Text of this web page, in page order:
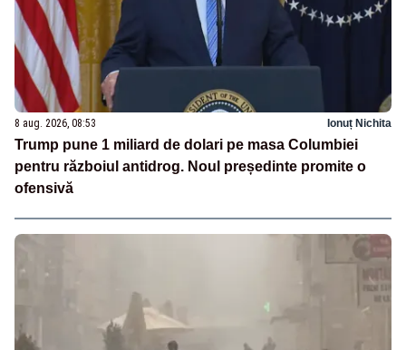
8 aug. 2026, 08:53 Ionuț Nichita
Trump pune 1 miliard de dolari pe masa Columbiei
pentru războiul antidrog. Noul președinte promite o
ofensivă